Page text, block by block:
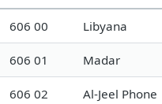
606 00 Libyana
606 01 Madar
606 02 Al-Jeel Phone